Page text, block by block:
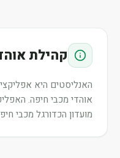
קהילת
האנליסטים היא
אוהדי מכבי חיפה.
מועדון הכדורגל מכבי